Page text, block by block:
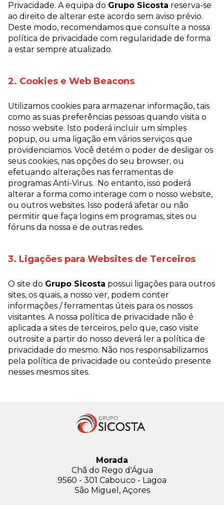
Privacidade. A equipa do Grupo Sicosta reserva-se
ao direito de alterar este acordo sem aviso prévio.
Deste modo, recomendamos que consulte a nossa
política de privacidade com regularidade de forma
a estar sempre atualizado.
2. Cookies e Web Beacons
Utilizamos cookies para armazenar informação, tais
como as suas preferências pessoas quando visita o
nosso website. Isto poderá incluir um simples
popup, ou uma ligação em vários serviços que
providenciamos. Você detém o poder de desligar os
seus cookies, nas opções do seu browser, ou
efetuando alterações nas ferramentas de
programas Anti-Virus. No entanto, isso poderá
alterar a forma como interage com o nosso website,
ou outros websites. Isso poderá afetar ou não
permitir que faça logins em programas, sites ou
fóruns da nossa e de outras redes.
3. Ligações para Websites de Terceiros
O site do Grupo Sicosta possui ligações para outros
sites, os quais, a nosso ver, podem conter
informações / ferramentas úteis para os nossos
visitantes. A nossa política de privacidade não é
aplicada a sites de terceiros, pelo que, caso visite
outrosite a partir do nosso deverá ler a política de
privacidade do mesmo. Não nos responsabilizamos
pela política de privacidade ou conteúdo presente
nesses mesmos sites.
Morada
Chã do Rego d'Água
9560 - 301 Cabouco - Lagoa
São Miguel, Açores